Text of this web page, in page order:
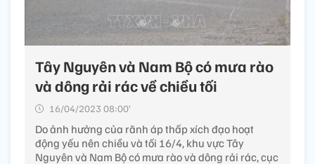
Tây Nguyên và Nam Bộ có mưa rào
và dông rải rác về chiều tối
16/04/2023 08:00’
Do ảnh hưởng của rãnh áp thấp xích đạo hoạt
động yếu nên chiều và tối 16/4, khu vực Tây
Nguyên và Nam Bộ có mưa rào và dông rải rác, cục